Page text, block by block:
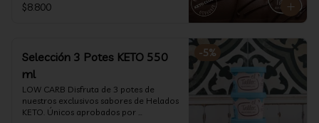
$8.800
-5%
Selección 3 Potes KETO 550
ml
LOW CARB Disfruta de 3 potes de
nuestros exclusivos sabores de Helados
KETO. Únicos aprobados por